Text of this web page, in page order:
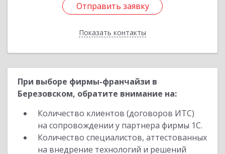
Отправить заявку
Показать контакты
Отправить заявку
Назад
При выборе фирмы-франчайзи в
Березовском, обратите внимание на:
Количество клиентов (договоров ИТС)
на сопровождении у партнера фирмы 1С.
Количество специалистов, аттестованных
на внедрение технологий и решений